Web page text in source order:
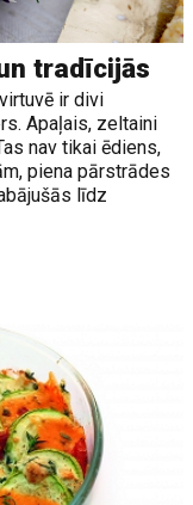
tradīcijās
ir divi
Apaļais, zeltaini
nav tikai ēdiens,
piena pārstrādes
līdz